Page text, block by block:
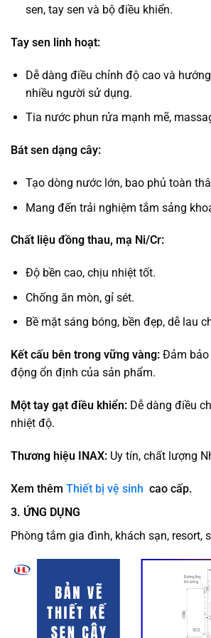
sen, tay sen và bộ điều khiển.
Tay sen linh hoạt:
Dễ dàng điều chỉnh độ cao và
nhiều người sử dụng.
Tia nước phun rửa mạnh mẽ,
Bát sen dạng cây:
Tạo dòng nước lớn, bao phủ toàn
Mang đến trải nghiệm tắm sảng
Chất liệu đồng thau, mạ Ni/Cr:
Độ bền cao, chịu nhiệt tốt.
Chống ăn mòn, gỉ sét.
Bề mặt sáng bóng, bền đẹp, dễ lau
Kết cấu bên trong vững vàng: Đảm bảo
động ổn định của sản phẩm.
Một tay gạt điều khiển: Dễ dàng điều
nhiệt độ.
Thương hiệu INAX: Uy tín, chất lượng
Xem thêm Thiết bị vệ sinh cao cấp.
3. ỨNG DỤNG
Phòng tắm gia đình, khách sạn, resort,